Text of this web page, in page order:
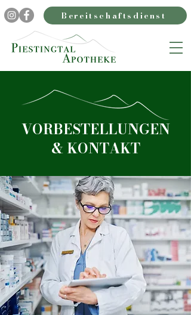
Bereitschaftsdienst
VORBESTELLUNGEN
& KONTAKT